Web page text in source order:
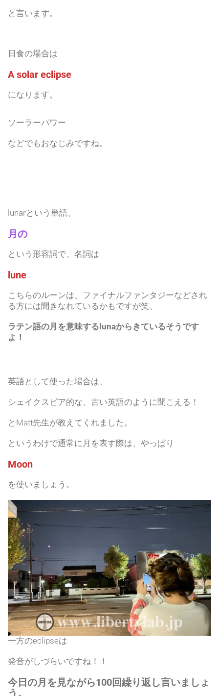
と言います。
日食の場合は
A solar eclipse
になります。
ソーラーパワー
などでもおなじみですね。
lunarという単語、
月の
という形容詞で、名詞は
lune
こちらのルーンは、ファイナルファンタジーなどされ
る方には聞きなれているかもですが笑、
ラテン語の月を意味するlunaからきているそうです
よ！
英語として使った場合は、
シェイクスピア的な、古い英語のように聞こえる！
とMatt先生が教えてくれました。
というわけで通常に月を表す際は、やっぱり
Moon
を使いましょう。
一方のeclipseは
発音がしづらいですね！！
今日の月を見ながら100回繰り返し言いましょ
う。